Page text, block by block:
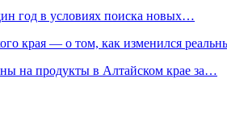
год в условиях поиска новых…
края — о том, как изменился
на продукты в Алтайском крае за…